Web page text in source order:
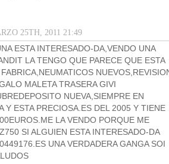
25TH, 2011 21:49
ESTA INTERESADO-DA,VENDO UNA
LA TENGO QUE PARECE QUE ESTA
MALETA TRASERA GIVI
NUEVA,SIEMPRE EN
Y ESTA PRECIOSA.ES DEL 2005 Y TIENE
LA VENDO PORQUE ME
SI ALGUIEN ESTA INTERESADO-DA
UNA VERDADERA GANGA SOI